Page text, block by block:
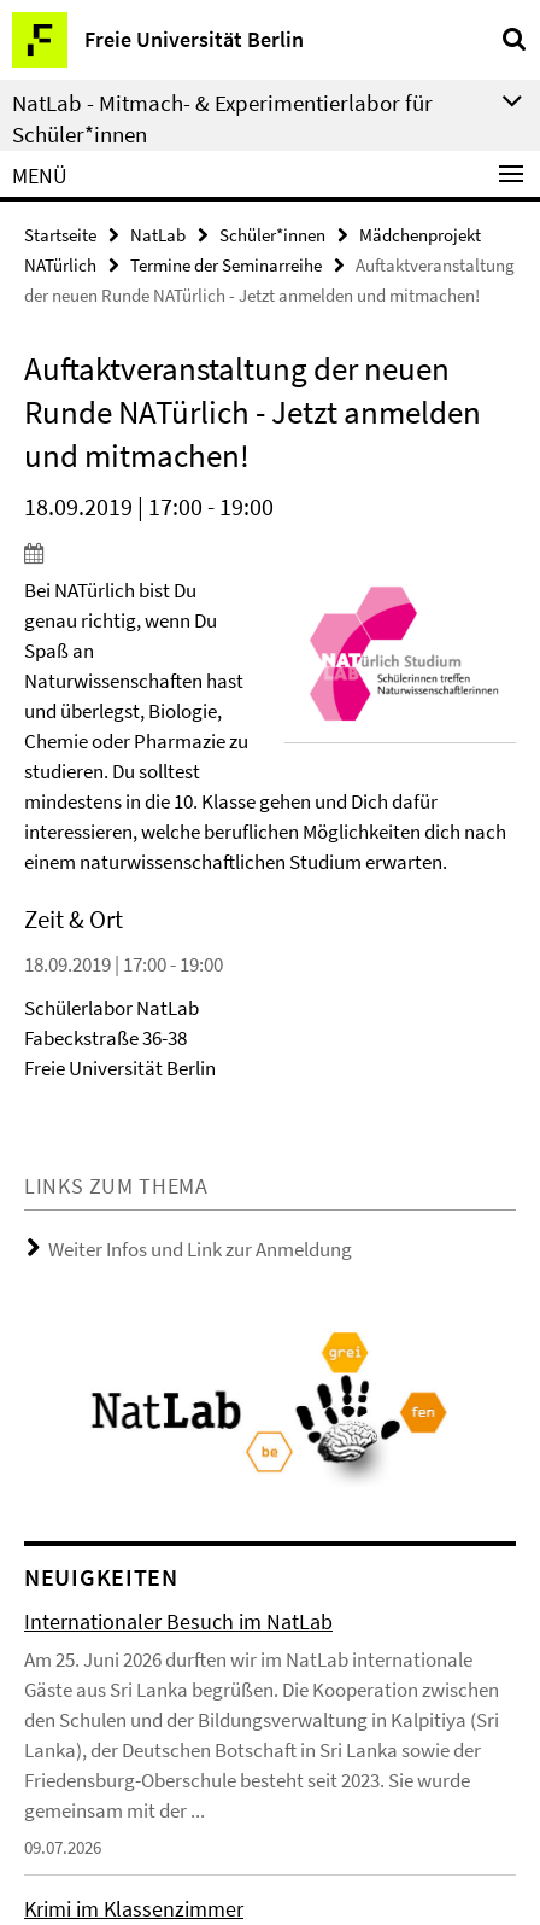
Springe
direkt
zu
Inhalt
Freie Universität Berlin
Service-
Navigation
NatLab - Mitmach- & Experimentierlabor für
Schüler*innen
MENÜ
Startseite NatLab Schüler*innen
Mädchenprojekt
NATürlich
Termine der Seminarreihe
Auftaktveranstaltung
der neuen Runde NATürlich - Jetzt anmelden und mitmachen!
Auftaktveranstaltung der neuen
Runde NATürlich - Jetzt anmelden
und mitmachen!
18.09.2019 | 17:00 - 19:00
Bei NATürlich bist Du
genau richtig, wenn Du
Spaß an
Naturwissenschaften hast
und überlegst, Biologie,
Chemie oder Pharmazie zu
studieren. Du solltest
mindestens in die 10. Klasse gehen und Dich dafür
interessieren, welche beruflichen Möglichkeiten dich nach
einem naturwissenschaftlichen Studium erwarten.
Zeit & Ort
18.09.2019 | 17:00 - 19:00
Schülerlabor NatLab
Fabeckstraße 36-38
Freie Universität Berlin
LINKS ZUM THEMA
Weiter Infos und Link zur Anmeldung
NEUIGKEITEN
Internationaler Besuch im NatLab
Am 25. Juni 2026 durften wir im NatLab internationale
Gäste aus Sri Lanka begrüßen. Die Kooperation zwischen
den Schulen und der Bildungsverwaltung in Kalpitiya (Sri
Lanka), der Deutschen Botschaft in Sri Lanka sowie der
Friedensburg-Oberschule besteht seit 2023. Sie wurde
gemeinsam mit der ...
09.07.2026
Krimi im Klassenzimmer